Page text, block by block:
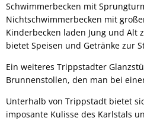
Schwimmerbecken mit
Nichtschwimmerbecken mit
Kinderbecken laden Jung und Alt
bietet Speisen und Getränke zur
Ein weiteres Trippstadter
Brunnenstollen, den man bei
Unterhalb von Trippstadt bietet
imposante Kulisse des Karlstals